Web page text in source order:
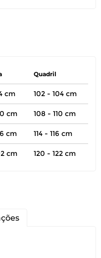
Quadril
cm 102 - 104 cm
cm 108 - 110 cm
cm 114 - 116 cm
cm 120 - 122 cm